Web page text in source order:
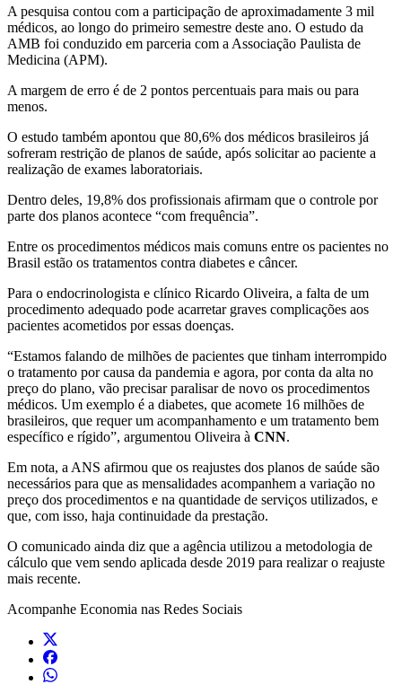
A pesquisa contou com a participação de aproximadamente 3 mil
médicos, ao longo do primeiro semestre deste ano. O estudo da
AMB foi conduzido em parceria com a Associação Paulista de
Medicina (APM).
A margem de erro é de 2 pontos percentuais para mais ou para
menos.
O estudo também apontou que 80,6% dos médicos brasileiros já
sofreram restrição de planos de saúde, após solicitar ao paciente a
realização de exames laboratoriais.
Dentro deles, 19,8% dos profissionais afirmam que o controle por
parte dos planos acontece “com frequência”.
Entre os procedimentos médicos mais comuns entre os pacientes no
Brasil estão os tratamentos contra diabetes e câncer.
Para o endocrinologista e clínico Ricardo Oliveira, a falta de um
procedimento adequado pode acarretar graves complicações aos
pacientes acometidos por essas doenças.
“Estamos falando de milhões de pacientes que tinham interrompido
o tratamento por causa da pandemia e agora, por conta da alta no
preço do plano, vão precisar paralisar de novo os procedimentos
médicos. Um exemplo é a diabetes, que acomete 16 milhões de
brasileiros, que requer um acompanhamento e um tratamento bem
específico e rígido”, argumentou Oliveira à CNN.
Em nota, a ANS afirmou que os reajustes dos planos de saúde são
necessários para que as mensalidades acompanhem a variação no
preço dos procedimentos e na quantidade de serviços utilizados, e
que, com isso, haja continuidade da prestação.
O comunicado ainda diz que a agência utilizou a metodologia de
cálculo que vem sendo aplicada desde 2019 para realizar o reajuste
mais recente.
Acompanhe Economia nas Redes Sociais